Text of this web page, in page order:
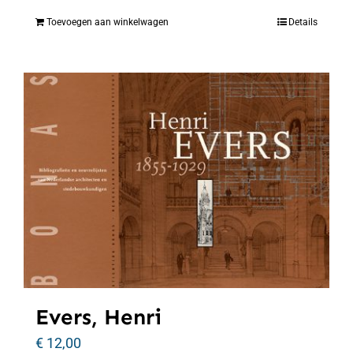
Toevoegen aan winkelwagen Details
Evers, Henri
€ 12,00